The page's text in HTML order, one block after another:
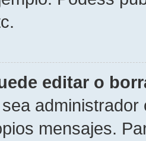
editar o
mensajes.